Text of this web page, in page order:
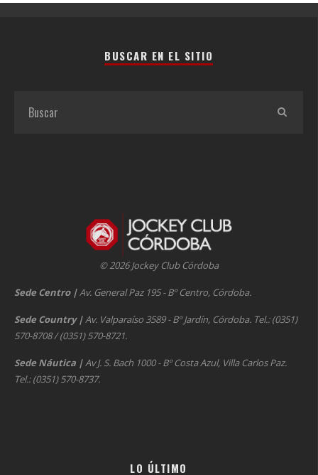
BUSCAR EN EL SITIO
© 2026 Jockey Club Córdoba
Sede Centro |Av. General Paz 195 - Bº Centro, Córdoba.
Sede Country |Av. Valparaíso 3589 - Bº Jardín, Córdoba. Tel.: (0351)
570-8708 / (0351) 570-8721.
Sede Náutica |Av J. S. Bach 1000 - Bº Costa Azul, Villa Carlos Paz.
Tel.: (0351) 570-8737.
LO ÚLTIMO